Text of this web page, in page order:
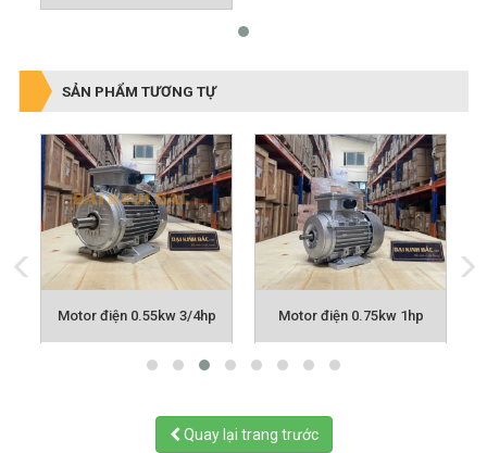
Motor điện 0.55kw 3/4hp Motor điện 0.75kw 1hp